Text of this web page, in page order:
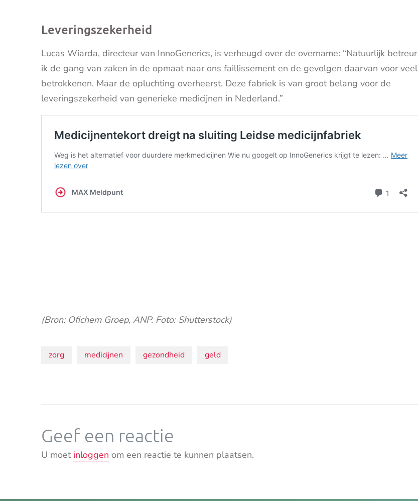
Leveringszekerheid
Lucas Wiarda, directeur van InnoGenerics, is verheugd over de overname: “Natuurlijk betreur
ik de gang van zaken in de opmaat naar ons faillissement en de gevolgen daarvan voor veel
betrokkenen. Maar de opluchting overheerst. Deze fabriek is van groot belang voor de
leveringszekerheid van generieke medicijnen in Nederland.”
(Bron: Ofichem Groep, ANP. Foto: Shutterstock)
Onderwerpen:
zorg medicijnen gezondheid geld
Geef een reactie
U moet inloggen om een reactie te kunnen plaatsen.